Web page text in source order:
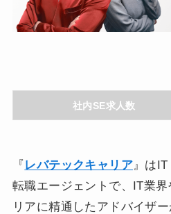
社内SE求人数
『 レバテックキャリア』はIT
転職エージェントで、IT業
リアに精通したアドバイザ